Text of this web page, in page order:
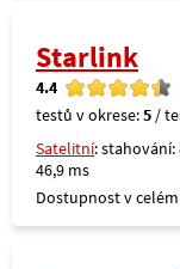
Starlink
4.4
testů v okrese:5 /
Satelitní: stahování:
46,9 ms
Dostupnost v